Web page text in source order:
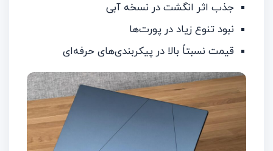
جذب اثر انگشت در نسخه آبی
نبود تنوع زیاد در پورت‌ها
قیمت نسبتاً بالا در پیکربندی‌های حرفه‌ای